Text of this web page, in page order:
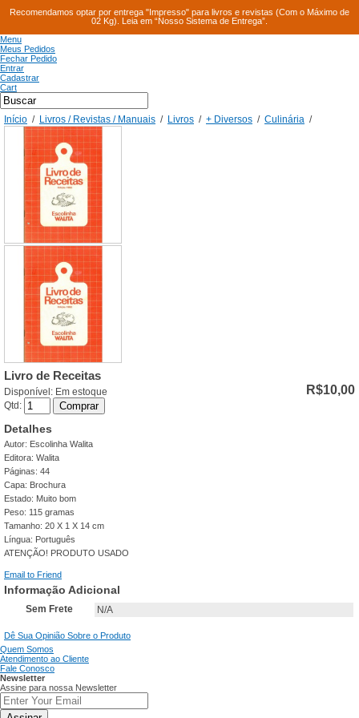
Recomendamos optar por entrega "Impresso" para livros e revistas (Com o Máximo de
02 Kg). Leia em “Nosso Sistema de Entrega”.
Menu
Meus Pedidos
Fechar Pedido
Entrar
Cadastrar
Cart
Início / Livros / Revistas / Manuais / Livros / + Diversos / Culinária /
Livro de Receitas
Disponível: Em estoque R$10,00
Qtd: Comprar
Detalhes
Autor: Escolinha Walita
Editora: Walita
Páginas: 44
Capa: Brochura
Estado: Muito bom
Peso: 115 gramas
Tamanho: 20 X 1 X 14 cm
Língua: Português
ATENÇÃO! PRODUTO USADO
Email to Friend
Informação Adicional
Sem Frete N/A
Dê Sua Opinião Sobre o Produto
Quem Somos
Atendimento ao Cliente
Fale Conosco
Newsletter
Assine para nossa Newsletter